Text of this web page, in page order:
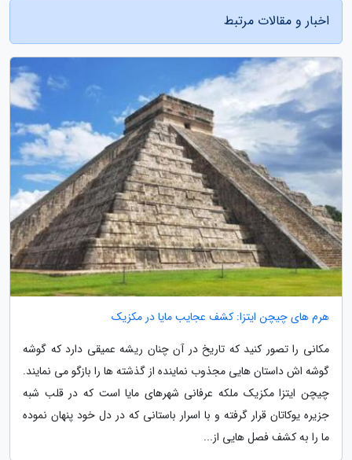
اخبار و مقالات مرتبط
هرم های چیچن ایتزا: کشف عجایب مایا در مکزیک
مکانی را تصور کنید که تاریخ در آن چنان ریشه عمیقی دارد که گوشه
گوشه اش داستان هایی مجذوب نماینده از گذشته ها را بازگو می نمایند.
چیچن ایتزا مکزیک ملکه عرفانی شهرهای مایا است که در قلب شبه
جزیره یوکاتان قرار گرفته و با اسرار باستانی که در دل خود پنهان نموده
ما را به کشف فصل هایی از...